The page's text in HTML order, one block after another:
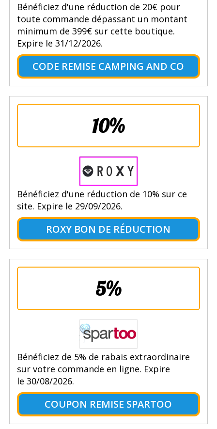
Bénéficiez d'une réduction de 20€ pour
toute commande dépassant un montant
minimum de 399€ sur cette boutique.
Expire le 31/12/2026.
CODE REMISE CAMPING AND CO
10%
Bénéficiez d'une réduction de 10% sur ce
site. Expire le 29/09/2026.
ROXY BON DE RÉDUCTION
5%
Bénéficiez de 5% de rabais extraordinaire
sur votre commande en ligne. Expire
le 30/08/2026.
COUPON REMISE SPARTOO